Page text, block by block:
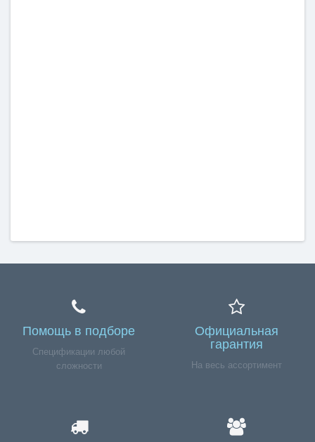
Помощь в подборе
Спецификации любой
сложности
Официальная
гарантия
На весь ассортимент